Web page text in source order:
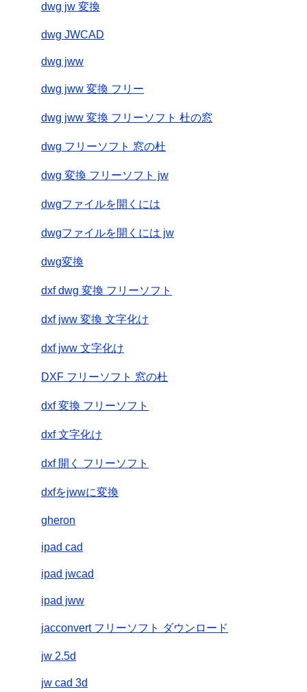
dwg jw 変換
dwg JWCAD
dwg jww
dwg jww 変換 フリー
dwg jww 変換 フリーソフト 杜の窓
dwg フリーソフト 窓の杜
dwg 変換 フリーソフト jw
dwgファイルを開くには
dwgファイルを開くには jw
dwg変換
dxf dwg 変換 フリーソフト
dxf jww 変換 文字化け
dxf jww 文字化け
DXF フリーソフト 窓の杜
dxf 変換 フリーソフト
dxf 文字化け
dxf 開く フリーソフト
dxfをjwwに変換
gheron
ipad cad
ipad jwcad
ipad jww
jacconvert フリーソフト ダウンロード
jw 2.5d
jw cad 3d